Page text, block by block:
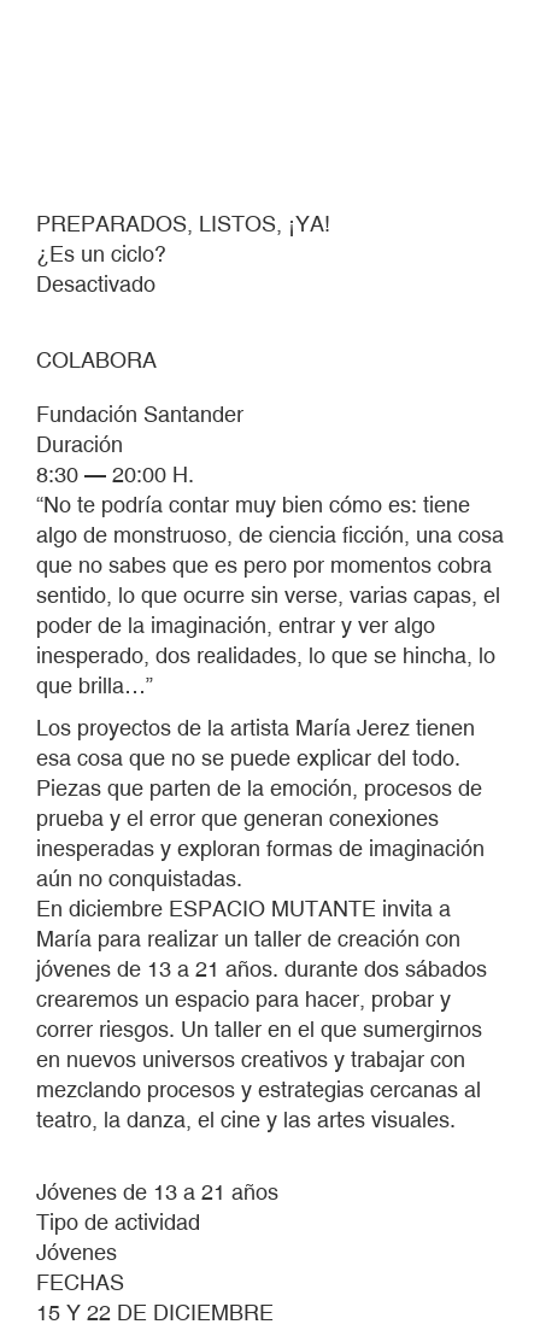
PREPARADOS, LISTOS, ¡YA!
¿Es un ciclo?
Desactivado
COLABORA
Fundación Santander
Duración
8:30 — 20:00 H.
“No te podría contar muy bien cómo es: tiene
algo de monstruoso, de ciencia ficción, una cosa
que no sabes que es pero por momentos cobra
sentido, lo que ocurre sin verse, varias capas, el
poder de la imaginación, entrar y ver algo
inesperado, dos realidades, lo que se hincha, lo
que brilla…”
Los proyectos de la artista María Jerez tienen
esa cosa que no se puede explicar del todo.
Piezas que parten de la emoción, procesos de
prueba y el error que generan conexiones
inesperadas y exploran formas de imaginación
aún no conquistadas.
En diciembre ESPACIO MUTANTE invita a
María para realizar un taller de creación con
jóvenes de 13 a 21 años. durante dos sábados
crearemos un espacio para hacer, probar y
correr riesgos. Un taller en el que sumergirnos
en nuevos universos creativos y trabajar con
mezclando procesos y estrategias cercanas al
teatro, la danza, el cine y las artes visuales.
Jóvenes de 13 a 21 años
Tipo de actividad
Jóvenes
FECHAS
15 Y 22 DE DICIEMBRE